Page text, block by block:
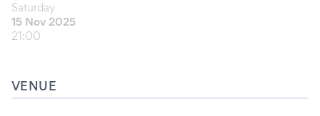
Saturday
15 Nov 2025
21:00
VENUE